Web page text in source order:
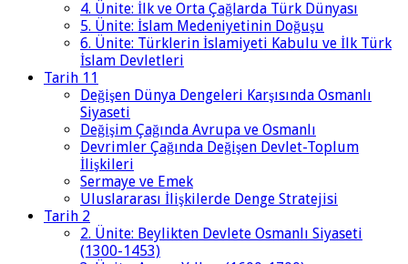
4. Ünite: İlk ve Orta Çağlarda Türk Dünyası
5. Ünite: İslam Medeniyetinin Doğuşu
6. Ünite: Türklerin İslamiyeti Kabulu ve İlk Türk
İslam Devletleri
Tarih 11
Değişen Dünya Dengeleri Karşısında Osmanlı
Siyaseti
Değişim Çağında Avrupa ve Osmanlı
Devrimler Çağında Değişen Devlet-Toplum
İlişkileri
Sermaye ve Emek
Uluslararası İlişkilerde Denge Stratejisi
Tarih 2
2. Ünite: Beylikten Devlete Osmanlı Siyaseti
(1300-1453)